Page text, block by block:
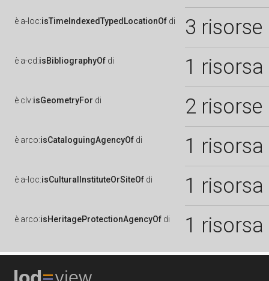
è a-loc:isTimeIndexedTypedLocationOf di 3 risorse
è a-cd:isBibliographyOf di 1 risorsa
è clv:isGeometryFor di 2 risorse
è arco:isCataloguingAgencyOf di 1 risorsa
è a-loc:isCulturalInstituteOrSiteOf di 1 risorsa
è arco:isHeritageProtectionAgencyOf di 1 risorsa